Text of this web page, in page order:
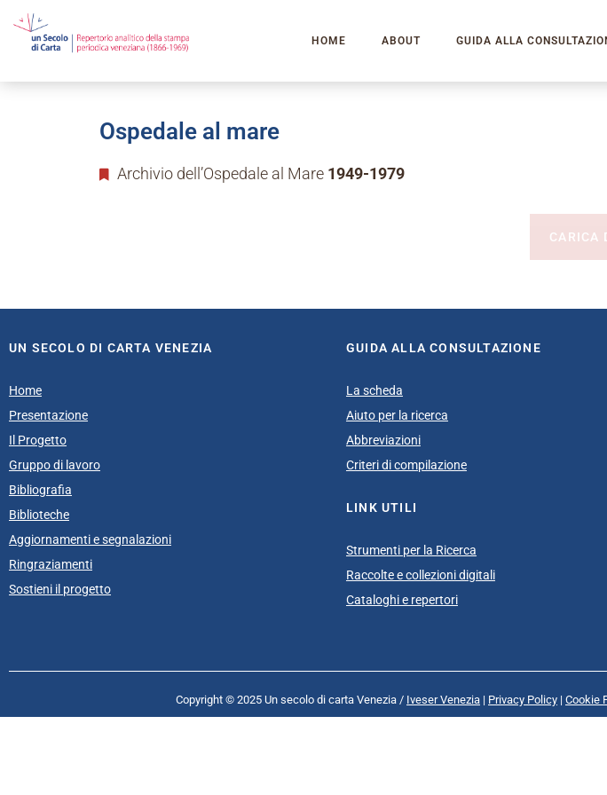
HOME ABOUT GUIDA ALLA
Ospedale al mare
Archivio dell’Ospedale al Mare 1949-1979
CARICA
UN SECOLO DI CARTA VENEZIA
Home
Presentazione
Il Progetto
Gruppo di lavoro
Bibliografia
Biblioteche
Aggiornamenti e segnalazioni
Ringraziamenti
Sostieni il progetto
GUIDA ALLA CONSULTAZIONE
La scheda
Aiuto per la ricerca
Abbreviazioni
Criteri di compilazione
LINK UTILI
Strumenti per la Ricerca
Raccolte e collezioni digitali
Cataloghi e repertori
Copyright © 2025 Un secolo di carta Venezia / Iveser Venezia | Privacy Policy | Cookie